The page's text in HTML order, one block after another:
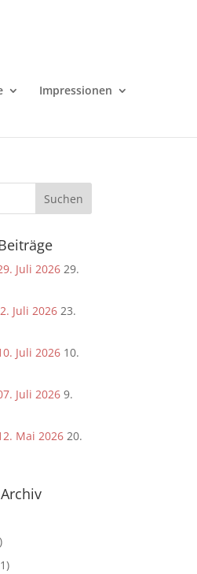
Impressionen
Juli 2026 29.
Juli 2026 23.
Juli 2026 10.
Juli 2026 9.
Mai 2026 20.